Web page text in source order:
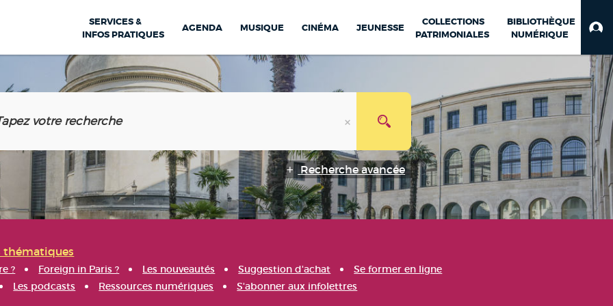
SERVICES &
INFOS PRATIQUES
AGENDA MUSIQUE CINÉMA JEUNESSE
COLLECTIONS
PATRIMONIALES
BIBLIOTHÈQUE
NUMÉRIQUE
Recherche avancée
thématiques
? Foreign in Paris ? Les nouveautés Suggestion d'achat
Se former en ligne
Les podcasts Ressources numériques S'abonner aux infolettres